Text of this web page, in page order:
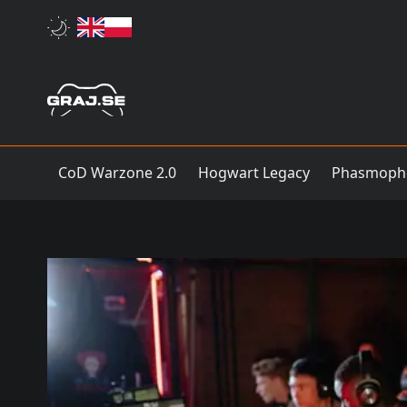
CoD Warzone 2.0 Hogwart Legacy